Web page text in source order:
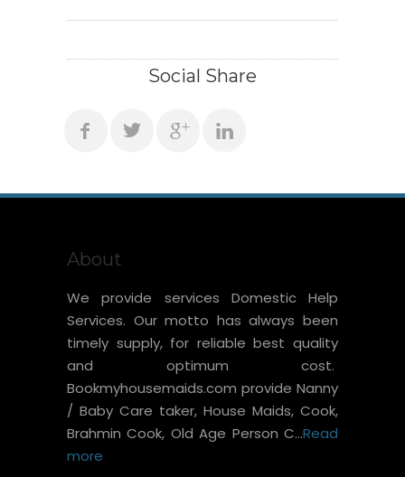
Social Share
About
We provide services Domestic Help
Services. Our motto has always been
timely supply, for reliable best quality
and optimum cost.
Bookmyhousemaids.com provide Nanny
/ Baby Care taker, House Maids, Cook,
Brahmin Cook, Old Age Person C...Read
more